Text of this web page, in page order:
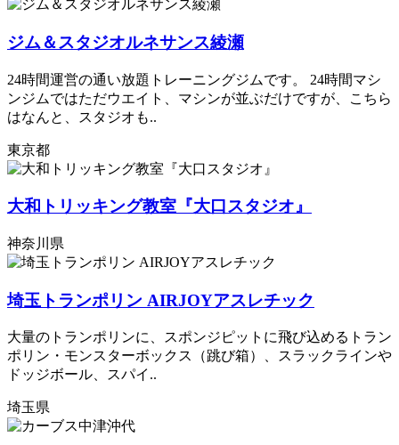
ジム＆スタジオルネサンス綾瀬
24時間運営の通い放題トレーニングジムです。 24時間マシ
ンジムではただウエイト、マシンが並ぶだけですが、こちら
はなんと、スタジオも..
東京都
大和トリッキング教室『大口スタジオ』
神奈川県
埼玉トランポリン AIRJOYアスレチック
大量のトランポリンに、スポンジピットに飛び込めるトラン
ポリン・モンスターボックス（跳び箱）、スラックラインや
ドッジボール、スパイ..
埼玉県